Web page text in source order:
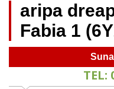
aripa
Fabia 1
TEL: